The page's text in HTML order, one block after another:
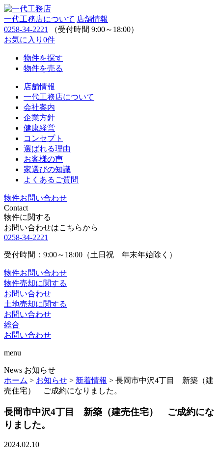
一代工務店について 店舗情報
0258-34-2221
（受付時間 9:00～18:00）
お気に入り 0件
物件を探す
物件を売る
店舗情報
一代工務店について
会社案内
企業方針
健康経営
コンセプト
選ばれる理由
お客様の声
家選びの知識
よくあるご質問
物件お問い合わせ
Contact
物件に関する
お問い合わせはこちらから
0258-34-2221
受付時間：9:00～18:00（土日祝 年末年始除く）
物件お問い合わせ
物件売却に関する
お問い合わせ
土地売却に関する
お問い合わせ
総合
お問い合わせ
menu
News お知らせ
ホーム > お知らせ > 新着情報 > 長岡市中沢4丁目 新築（建
売住宅） ご成約になりました。
長岡市中沢4丁目 新築（建売住宅） ご成約にな
りました。
2024.02.10